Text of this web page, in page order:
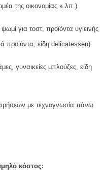
της οικονομίας κ.λπ.)
για τοστ, προϊόντα υγιεινής
προϊόντα, είδη delicatessen)
γυναικείες μπλούζες, είδη
με τεχνογνωσία πάνω
κόστος: